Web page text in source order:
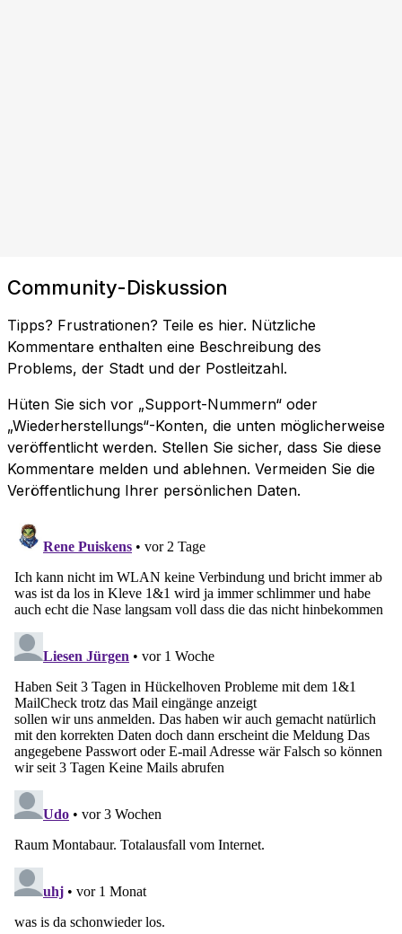
Community-Diskussion
Tipps? Frustrationen? Teile es hier. Nützliche
Kommentare enthalten eine Beschreibung des
Problems, der Stadt und der Postleitzahl.
Hüten Sie sich vor „Support-Nummern“ oder
„Wiederherstellungs“-Konten, die unten möglicherweise
veröffentlicht werden. Stellen Sie sicher, dass Sie diese
Kommentare melden und ablehnen. Vermeiden Sie die
Veröffentlichung Ihrer persönlichen Daten.